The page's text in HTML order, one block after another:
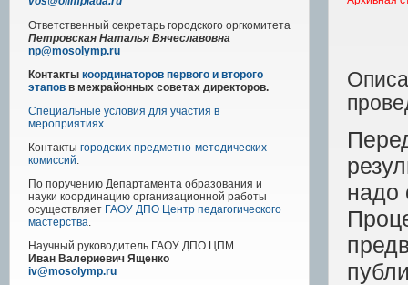
Ответственный секретарь городского оргкомитета
Петровская Наталья Вячеславовна
np@mosolymp.ru
Контакты координаторов первого и второго
этапов в межрайонных советах директоров.
Специальные условия для участия в
мероприятиях
Контакты городских предметно-методических
комиссий.
По поручению Департамента образования и
науки координацию организационной работы
осуществляет ГАОУ ДПО Центр педагогического
мастерства.
Научный руководитель ГАОУ ДПО ЦПМ
Иван Валериевич Ященко
iv@mosolymp.ru
надо